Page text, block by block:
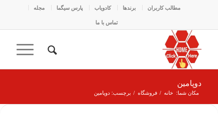
مطالب کاربران برندها کادو‌یاب پارس سیگما
مجله
تماس با ما
دوپامین
مکان شما: خانه / فروشگاه / برچسب: دوپامین